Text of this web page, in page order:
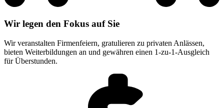
Wir legen den Fokus auf Sie
Wir veranstalten Firmenfeiern, gratulieren zu privaten Anlässen,
bieten Weiterbildungen an und gewähren einen 1-zu-1-Ausgleich
für Überstunden.